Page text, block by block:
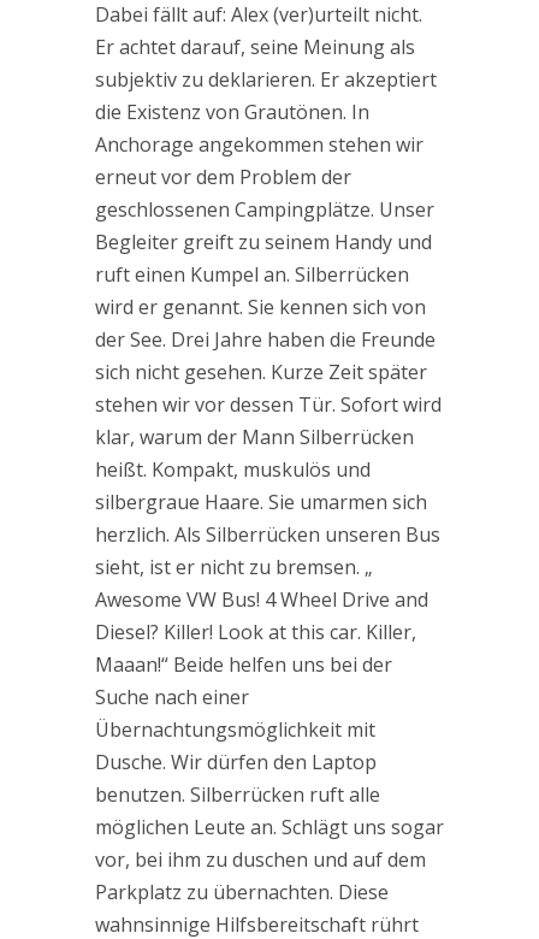
Dabei fällt auf: Alex (ver)urteilt nicht.
Er achtet darauf, seine Meinung als
subjektiv zu deklarieren. Er akzeptiert
die Existenz von Grautönen. In
Anchorage angekommen stehen wir
erneut vor dem Problem der
geschlossenen Campingplätze. Unser
Begleiter greift zu seinem Handy und
ruft einen Kumpel an. Silberrücken
wird er genannt. Sie kennen sich von
der See. Drei Jahre haben die Freunde
sich nicht gesehen. Kurze Zeit später
stehen wir vor dessen Tür. Sofort wird
klar, warum der Mann Silberrücken
heißt. Kompakt, muskulös und
silbergraue Haare. Sie umarmen sich
herzlich. Als Silberrücken unseren Bus
sieht, ist er nicht zu bremsen. „
Awesome VW Bus! 4 Wheel Drive and
Diesel? Killer! Look at this car. Killer,
Maaan!“ Beide helfen uns bei der
Suche nach einer
Übernachtungsmöglichkeit mit
Dusche. Wir dürfen den Laptop
benutzen. Silberrücken ruft alle
möglichen Leute an. Schlägt uns sogar
vor, bei ihm zu duschen und auf dem
Parkplatz zu übernachten. Diese
wahnsinnige Hilfsbereitschaft rührt